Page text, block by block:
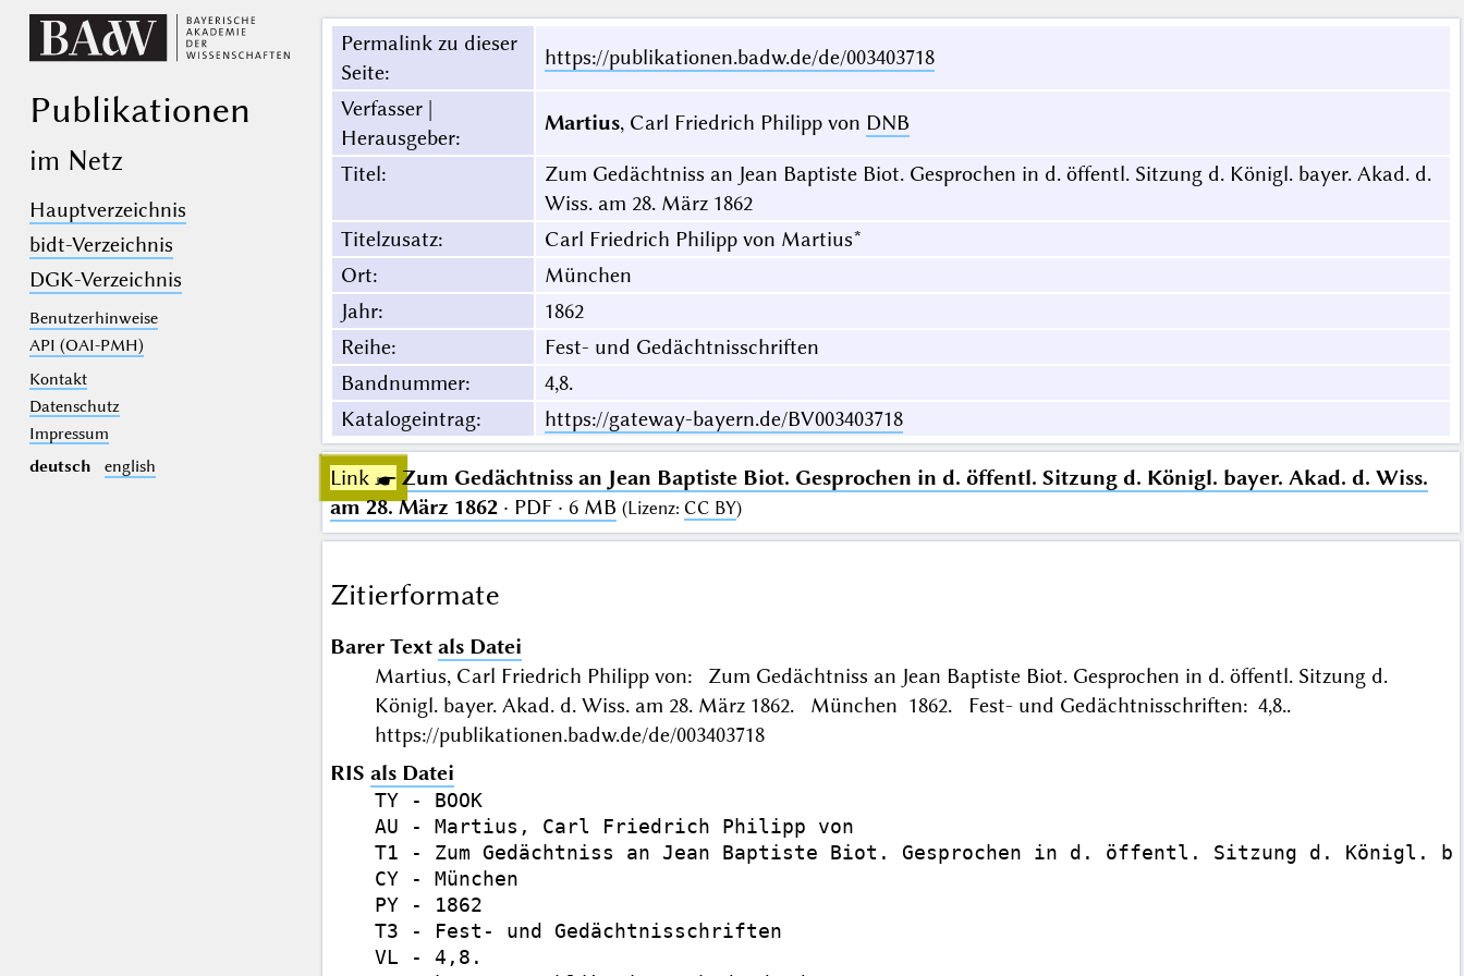
Publikationen
im Netz
Hauptverzeichnis
bidt-Verzeichnis
DGK-Verzeichnis
Benutzerhinweise
API (OAI-PMH)
Kontakt
Datenschutz
Impressum
deutsch
english
Permalink zu dieser
Seite:
https://publikationen.badw.de/de/003403718
Verfasser |
Herausgeber:
Martius, Carl Friedrich Philipp von DNB
Titel:
Zum Gedächtniss an Jean Baptiste Biot. Gesprochen in d. öffentl. Sitzung d. Königl. bayer. Akad. d.
Wiss. am 28. März 1862
Titelzusatz:
Carl Friedrich Philipp von Martius*
Ort:
München
Jahr:
1862
Reihe:
Fest- und Gedächtnisschriften
Bandnummer:
4,8.
Katalogeintrag: https://gateway-bayern.de/BV003403718
Link ☛ Zum Gedächtniss an Jean Baptiste Biot. Gesprochen in d. öffentl. Sitzung d. Königl. bayer. Akad. d. Wiss.
am 28. März 1862· PDF · 6 MB (Lizenz: CC BY)
Zitierformate
Barer Text als Datei
Martius, Carl Friedrich Philipp von: Zum Gedächtniss an Jean Baptiste Biot. Gesprochen in d. öffentl. Sitzung d.
Königl. bayer. Akad. d. Wiss. am 28. März 1862. München 1862. Fest- und Gedächtnisschriften: 4,8..
https://publikationen.badw.de/de/003403718
RIS als Datei
TY - BOOK
AU - Martius, Carl Friedrich Philipp von
T1 - Zum Gedächtniss an Jean Baptiste Biot. Gesprochen in d. öffentl. Sitzung d. Königl.
CY - München
PY - 1862
T3 - Fest- und Gedächtnisschriften
VL - 4,8.